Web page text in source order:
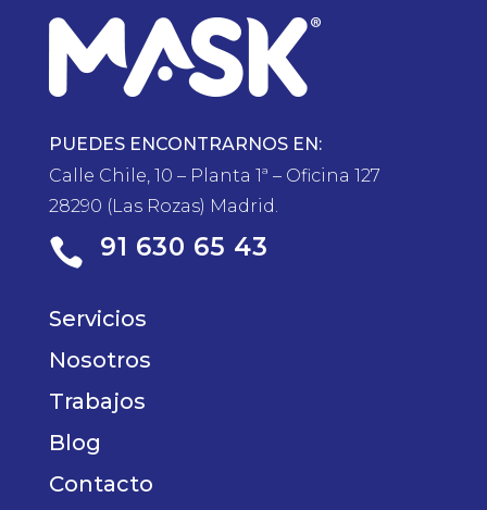
PUEDES ENCONTRARNOS EN:
Calle Chile, 10 – Planta 1ª – Oficina 127
28290 (Las Rozas) Madrid.
 91 630 65 43
Servicios
Nosotros
Trabajos
Blog
Contacto